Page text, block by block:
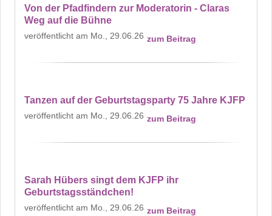
Von der Pfadfindern zur Moderatorin - Claras
Weg auf die Bühne
Mo., 29.06.26 zum Beitrag
Tanzen auf der Geburtstagsparty 75 Jahre KJFP
Mo., 29.06.26 zum Beitrag
Sarah Hübers singt dem KJFP ihr
Geburtstagsständchen!
Mo., 29.06.26 zum Beitrag